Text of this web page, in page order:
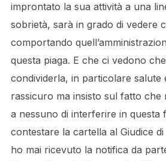
improntato la sua attività a una
sobrietà, sarà in grado di vedere
comportando
questa piaga. E che ci vedono
condividerla, in particolare salute
rassicuro ma insisto sul fatto che
a nessuno di interferire in questa
contestare la cartella al Giudice
ho mai ricevuto la notifica da